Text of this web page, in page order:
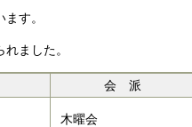
す。
ました。
会 派
木曜会